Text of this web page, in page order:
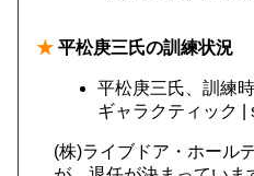
★ 平松庚三氏の訓練状況
平松庚三氏、訓練
ギャラクティック |
(株)ライブドア・ホール